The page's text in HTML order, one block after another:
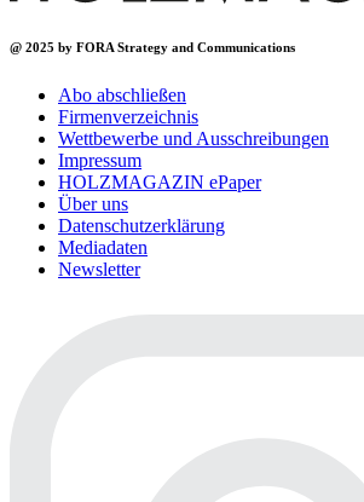
@ 2025 by FORA Strategy and Communications
Abo abschließen
Firmenverzeichnis
Wettbewerbe und Ausschreibungen
Impressum
HOLZMAGAZIN ePaper
Über uns
Datenschutzerklärung
Mediadaten
Newsletter